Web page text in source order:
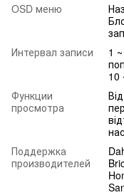
OSD меню
Интервал записи
1
10
Функции
просмотра
Поддержка
производителей